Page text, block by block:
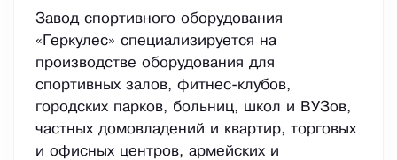
Завод спортивного оборудования
«Геркулес» специализируется на
производстве оборудования для
спортивных залов, фитнес-клубов,
городских парков, больниц, школ и ВУЗов,
частных домовладений и квартир, торговых
и офисных центров, армейских и